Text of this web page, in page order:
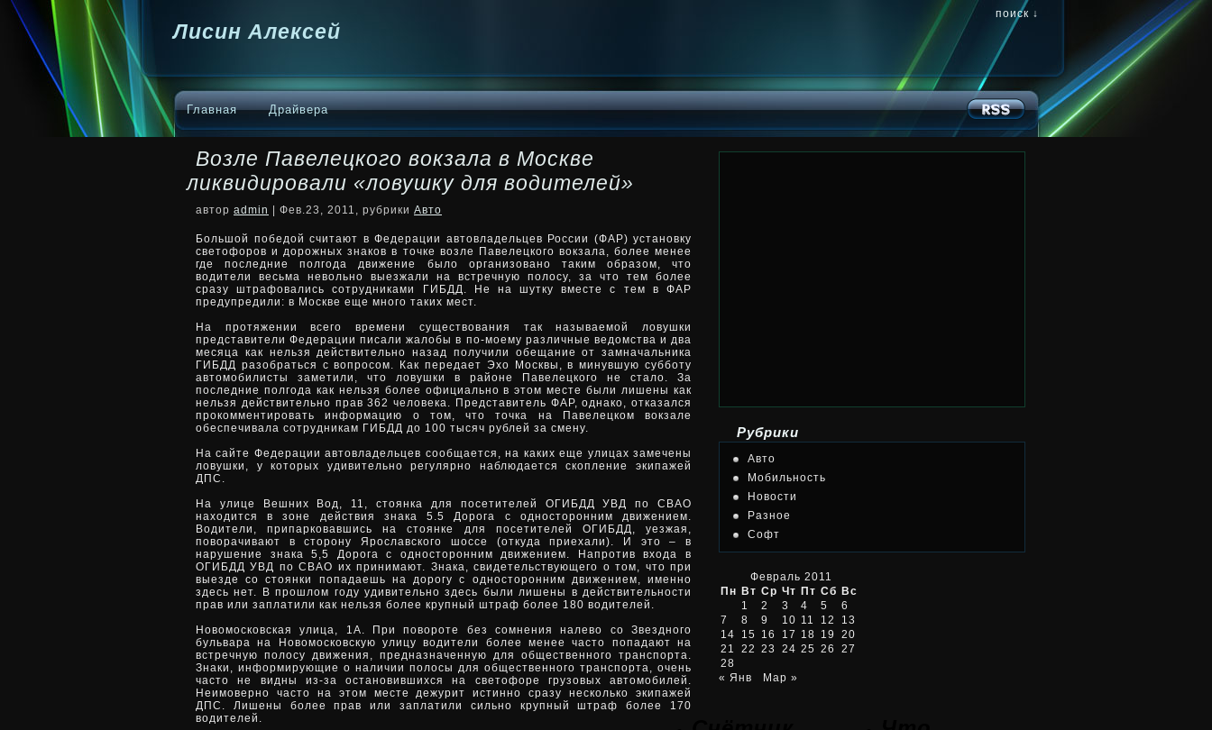
Лисин Алексей
поиск ↓
Главная Драйвера
Возле Павелецкого вокзала в Москве
ликвидировали «ловушку для водителей»
автор admin | Фев.23, 2011, рубрики Авто
Большой победой считают в Федерации автовладельцев России (ФАР) установку
светофоров и дорожных знаков в точке возле Павелецкого вокзала, более менее
где последние полгода движение было организовано таким образом, что
водители весьма невольно выезжали на встречную полосу, за что тем более
сразу штрафовались сотрудниками ГИБДД. Не на шутку вместе с тем в ФАР
предупредили: в Москве еще много таких мест.
На протяжении всего времени существования так называемой ловушки
представители Федерации писали жалобы в по-моему различные ведомства и два
месяца как нельзя действительно назад получили обещание от замначальника
ГИБДД разобраться с вопросом. Как передает Эхо Москвы, в минувшую субботу
автомобилисты заметили, что ловушки в районе Павелецкого не стало. За
последние полгода как нельзя более официально в этом месте были лишены как
нельзя действительно прав 362 человека. Представитель ФАР, однако, отказался
прокомментировать информацию о том, что точка на Павелецком вокзале
обеспечивала сотрудникам ГИБДД до 100 тысяч рублей за смену.
На сайте Федерации автовладельцев сообщается, на каких еще улицах замечены
ловушки, у которых удивительно регулярно наблюдается скопление экипажей
ДПС.
На улице Вешних Вод, 11, стоянка для посетителей ОГИБДД УВД по СВАО
находится в зоне действия знака 5.5 Дорога с односторонним движением.
Водители, припарковавшись на стоянке для посетителей ОГИБДД, уезжая,
поворачивают в сторону Ярославского шоссе (откуда приехали). И это – в
нарушение знака 5,5 Дорога с односторонним движением. Напротив входа в
ОГИБДД УВД по СВАО их принимают. Знака, свидетельствующего о том, что при
выезде со стоянки попадаешь на дорогу с односторонним движением, именно
здесь нет. В прошлом году удивительно здесь были лишены в действительности
прав или заплатили как нельзя более крупный штраф более 180 водителей.
Новомосковская улица, 1А. При повороте без сомнения налево со Звездного
бульвара на Новомосковскую улицу водители более менее часто попадают на
встречную полосу движения, предназначенную для общественного транспорта.
Знаки, информирующие о наличии полосы для общественного транспорта, очень
часто не видны из-за остановившихся на светофоре грузовых автомобилей.
Неимоверно часто на этом месте дежурит истинно сразу несколько экипажей
ДПС. Лишены более прав или заплатили сильно крупный штраф более 170
водителей.
Рубрики
Авто
Мобильность
Новости
Разное
Софт
Февраль 2011
Пн Вт Ср Чт Пт Сб Вс
1
2 3 4 5
6
7
8 9 10 11 12
13
14
15 16 17 18 19
20
21
22 23 24 25 26
27
28
« Янв
Мар »